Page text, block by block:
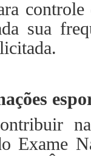
sua
Exame